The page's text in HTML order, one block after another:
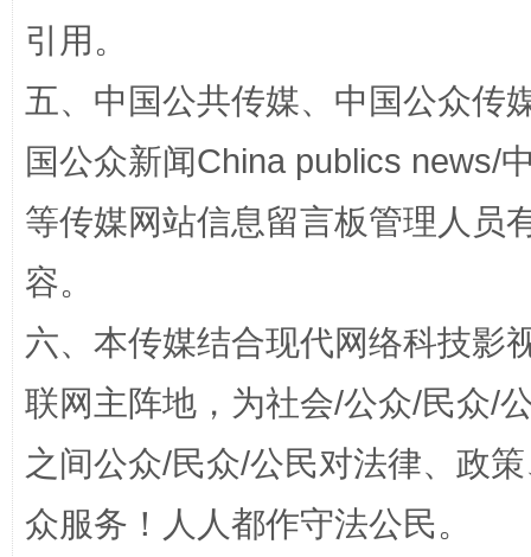
“蜀中异人”王建安的艺术幻境
引用。
五、中国公共传媒、中国公众传
国公众新闻China publics news/
等传媒网站信息留言板管理人员
容。
六、本传媒结合现代网络科技影
联网主阵地，为社会/公众/民众/
之间公众/民众/公民对法律、政
众服务！人人都作守法公民。